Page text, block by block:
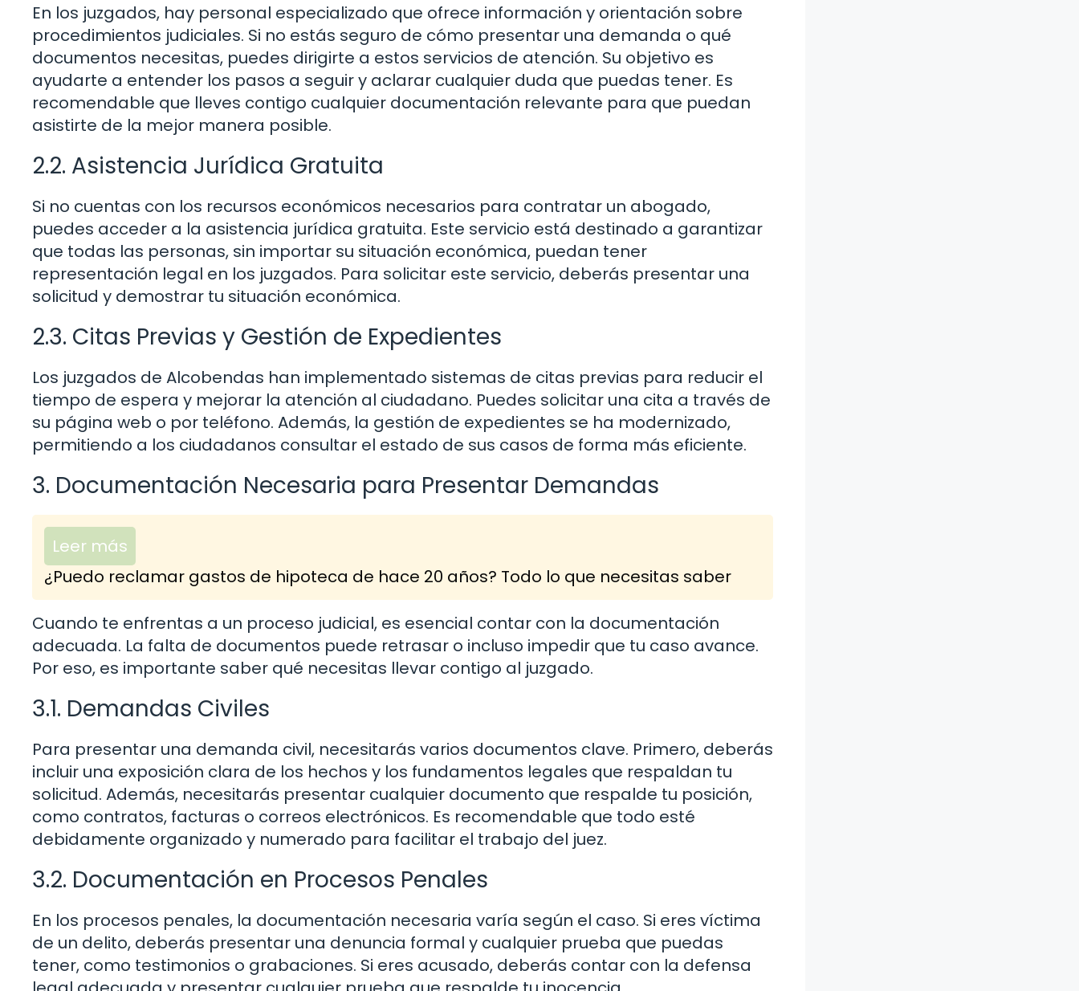
En los juzgados, hay personal especializado que ofrece información y orientación sobre
procedimientos judiciales. Si no estás seguro de cómo presentar una demanda o qué
documentos necesitas, puedes dirigirte a estos servicios de atención. Su objetivo es
ayudarte a entender los pasos a seguir y aclarar cualquier duda que puedas tener. Es
recomendable que lleves contigo cualquier documentación relevante para que puedan
asistirte de la mejor manera posible.
2.2. Asistencia Jurídica Gratuita
Si no cuentas con los recursos económicos necesarios para contratar un abogado,
puedes acceder a la asistencia jurídica gratuita. Este servicio está destinado a garantizar
que todas las personas, sin importar su situación económica, puedan tener
representación legal en los juzgados. Para solicitar este servicio, deberás presentar una
solicitud y demostrar tu situación económica.
2.3. Citas Previas y Gestión de Expedientes
Los juzgados de Alcobendas han implementado sistemas de citas previas para reducir el
tiempo de espera y mejorar la atención al ciudadano. Puedes solicitar una cita a través de
su página web o por teléfono. Además, la gestión de expedientes se ha modernizado,
permitiendo a los ciudadanos consultar el estado de sus casos de forma más eficiente.
3. Documentación Necesaria para Presentar Demandas
Leer más
¿Puedo reclamar gastos de hipoteca de hace 20 años? Todo lo que necesitas saber
Cuando te enfrentas a un proceso judicial, es esencial contar con la documentación
adecuada. La falta de documentos puede retrasar o incluso impedir que tu caso avance.
Por eso, es importante saber qué necesitas llevar contigo al juzgado.
3.1. Demandas Civiles
Para presentar una demanda civil, necesitarás varios documentos clave. Primero, deberás
incluir una exposición clara de los hechos y los fundamentos legales que respaldan tu
solicitud. Además, necesitarás presentar cualquier documento que respalde tu posición,
como contratos, facturas o correos electrónicos. Es recomendable que todo esté
debidamente organizado y numerado para facilitar el trabajo del juez.
3.2. Documentación en Procesos Penales
En los procesos penales, la documentación necesaria varía según el caso. Si eres víctima
de un delito, deberás presentar una denuncia formal y cualquier prueba que puedas
tener, como testimonios o grabaciones. Si eres acusado, deberás contar con la defensa